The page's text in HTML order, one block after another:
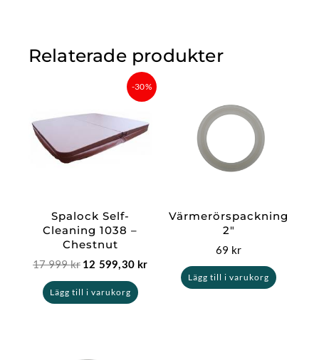
Relaterade produkter
-30%
Spalock Self-
Cleaning 1038 –
Chestnut
17 999kr
ursprungliga
999 kr.
12 599,30 kr
Det
nuvarande
är:
Lägg till i varukorg
Värmerörspackning
2″
69 kr
Lägg till i varukorg